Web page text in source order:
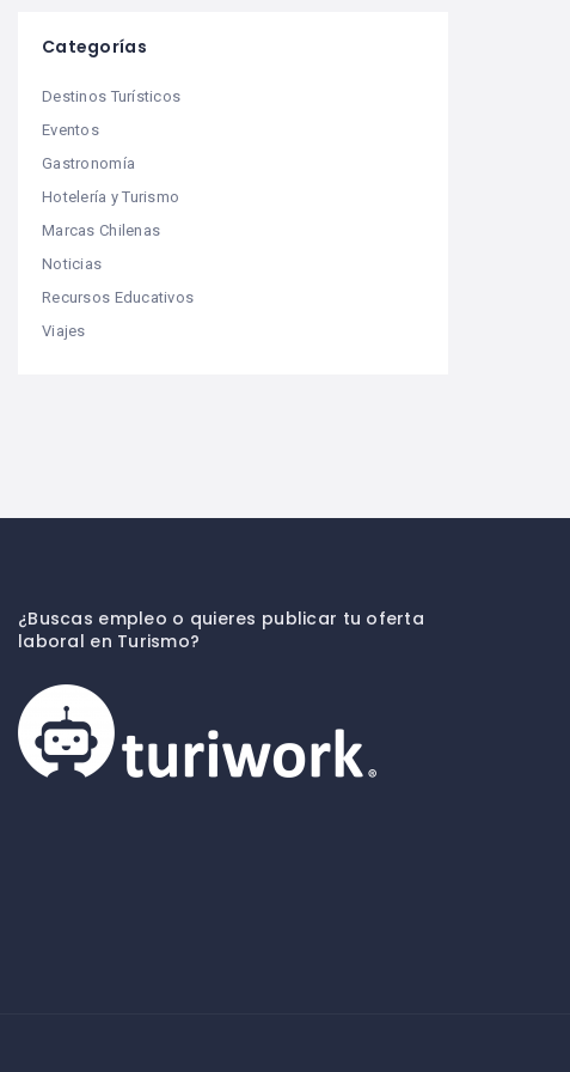
Categorías
Destinos Turísticos
Eventos
Gastronomía
Hotelería y Turismo
Marcas Chilenas
Noticias
Recursos Educativos
Viajes
¿Buscas empleo o quieres publicar tu oferta
laboral en Turismo?